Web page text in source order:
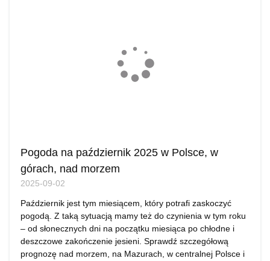
Pogoda na październik 2025 w Polsce, w
górach, nad morzem
2025-09-02
Październik jest tym miesiącem, który potrafi zaskoczyć
pogodą. Z taką sytuacją mamy też do czynienia w tym roku
– od słonecznych dni na początku miesiąca po chłodne i
deszczowe zakończenie jesieni. Sprawdź szczegółową
prognozę nad morzem, na Mazurach, w centralnej Polsce i